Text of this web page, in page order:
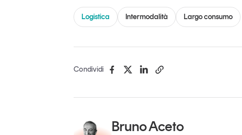
Logistica Intermodalità Largo consumo
Condividi
Bruno Aceto